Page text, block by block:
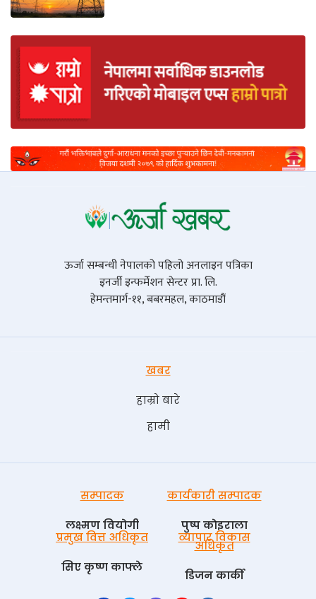
ऊर्जा सम्बन्धी नेपालको पहिलो अनलाइन पत्रिका
इनर्जी इन्फर्मेशन सेन्टर प्रा. लि.
हेमन्तमार्ग-११, बबरमहल, काठमाडौं
खबर
हाम्रो बारे
हामी
सम्पादक
लक्ष्मण वियोगी
कार्यकारी सम्पादक
पुष्प काेइराला
प्रमुख वित्त अधिकृत
सिए कृष्ण काफ्ले
व्यापार विकास
अधिकृत
डिजन कार्की